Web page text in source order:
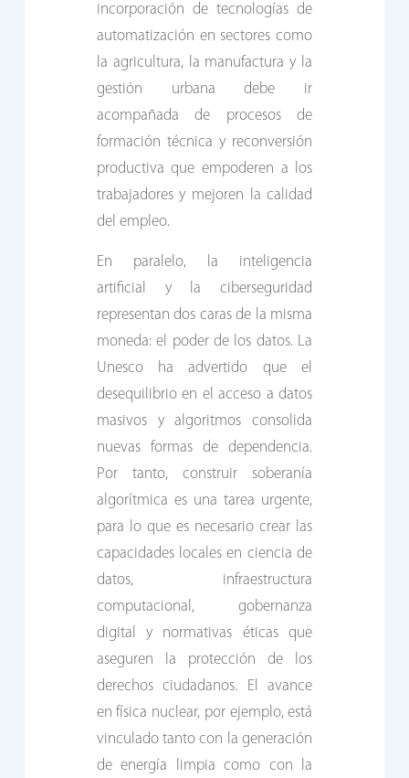
incorporación de tecnologías de
automatización en sectores como
la agricultura, la manufactura y la
gestión urbana debe ir
acompañada de procesos de
formación técnica y reconversión
productiva que empoderen a los
trabajadores y mejoren la calidad
del empleo.
En paralelo, la inteligencia
artificial y la ciberseguridad
representan dos caras de la misma
moneda: el poder de los datos. La
Unesco ha advertido que el
desequilibrio en el acceso a datos
masivos y algoritmos consolida
nuevas formas de dependencia.
Por tanto, construir soberanía
algorítmica es una tarea urgente,
para lo que es necesario crear las
capacidades locales en ciencia de
datos, infraestructura
computacional, gobernanza
digital y normativas éticas que
aseguren la protección de los
derechos ciudadanos. El avance
en física nuclear, por ejemplo, está
vinculado tanto con la generación
de energía limpia como con la